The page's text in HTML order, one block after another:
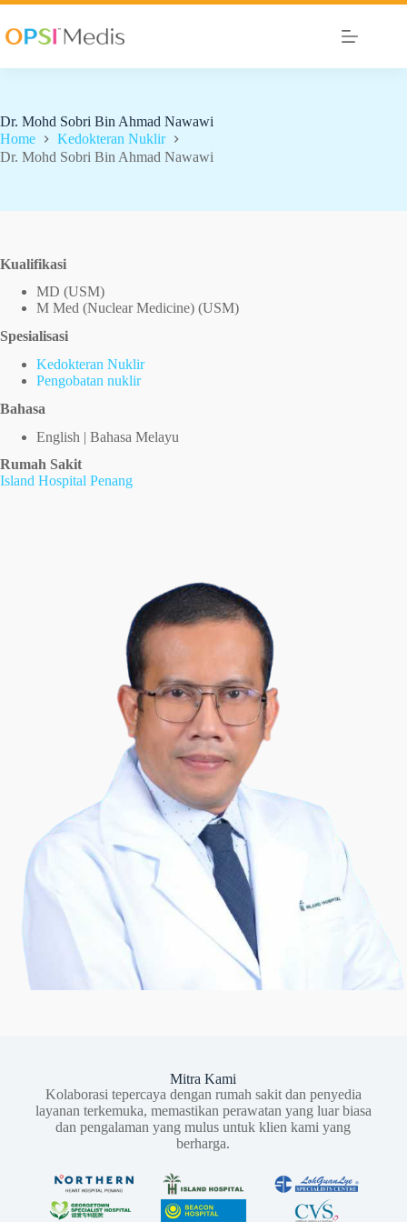
Dr. Mohd Sobri Bin Ahmad Nawawi
Home
Kedokteran Nuklir
Dr. Mohd Sobri Bin Ahmad Nawawi
Kualifikasi
MD (USM)
M Med (Nuclear Medicine) (USM)
Spesialisasi
Kedokteran Nuklir
Pengobatan nuklir
Bahasa
English | Bahasa Melayu
Rumah Sakit
Island Hospital Penang
Mitra Kami
Kolaborasi tepercaya dengan rumah sakit dan penyedia
layanan terkemuka, memastikan perawatan yang luar biasa
dan pengalaman yang mulus untuk klien kami yang
berharga.